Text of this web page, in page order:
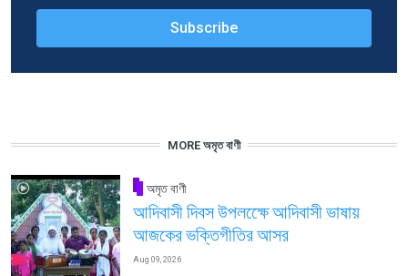
MORE অমৃত বাণী
অমৃত বাণী
আদিবাসী দিবস উপলক্ষেে আদিবাসী ভাষায়
আজকের ভক্তিগীতির আসর
Aug 09, 2026